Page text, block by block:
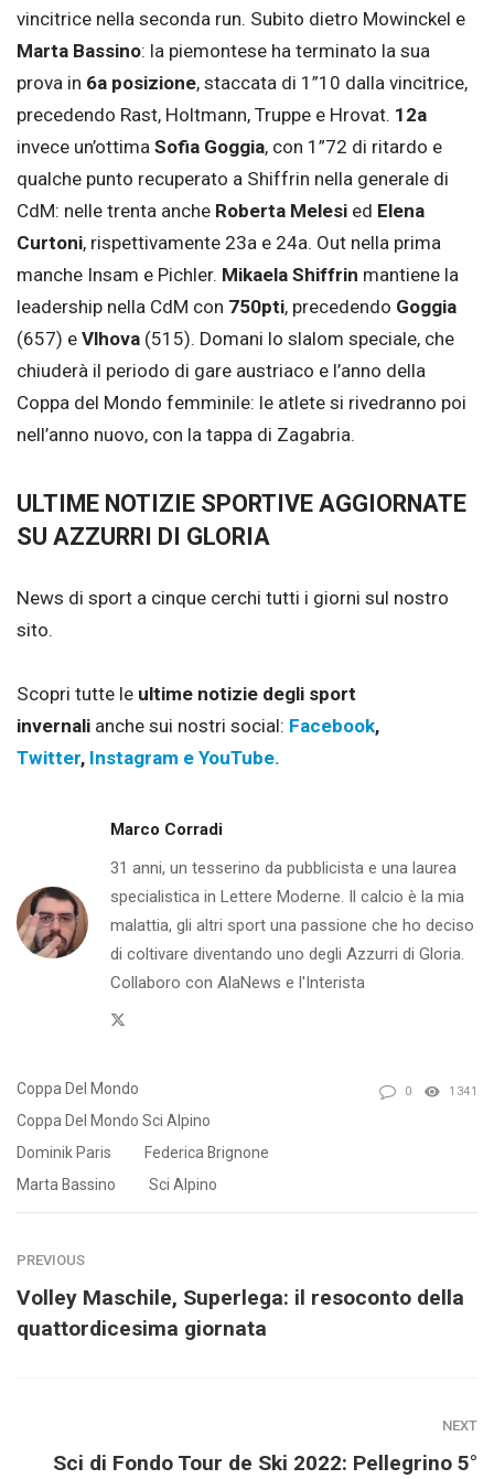
vincitrice nella seconda run. Subito dietro Mowinckel e
Marta Bassino: la piemontese ha terminato la sua
prova in 6a posizione, staccata di 1”10 dalla vincitrice,
precedendo Rast, Holtmann, Truppe e Hrovat. 12a
invece un’ottima Sofia Goggia, con 1”72 di ritardo e
qualche punto recuperato a Shiffrin nella generale di
CdM: nelle trenta anche Roberta Melesi ed Elena
Curtoni, rispettivamente 23a e 24a. Out nella prima
manche Insam e Pichler. Mikaela Shiffrin mantiene la
leadership nella CdM con 750pti, precedendo Goggia
(657) e Vlhova (515). Domani lo slalom speciale, che
chiuderà il periodo di gare austriaco e l’anno della
Coppa del Mondo femminile: le atlete si rivedranno poi
nell’anno nuovo, con la tappa di Zagabria.
ULTIME NOTIZIE SPORTIVE AGGIORNATE
SU AZZURRI DI GLORIA
News di sport a cinque cerchi tutti i giorni sul nostro
sito.
Scopri tutte le ultime notizie degli sport
invernali anche sui nostri social: Facebook,
Twitter, Instagram e YouTube.
Marco Corradi
31 anni, un tesserino da pubblicista e una laurea
specialistica in Lettere Moderne. Il calcio è la mia
malattia, gli altri sport una passione che ho deciso
di coltivare diventando uno degli Azzurri di Gloria.
Collaboro con AlaNews e l'Interista
Coppa Del Mondo
Coppa Del Mondo Sci Alpino
Dominik Paris
Federica Brignone
Marta Bassino
Sci Alpino
0 1341
PREVIOUS
Volley Maschile, Superlega: il resoconto della
quattordicesima giornata
NEXT
Sci di Fondo Tour de Ski 2022: Pellegrino 5°